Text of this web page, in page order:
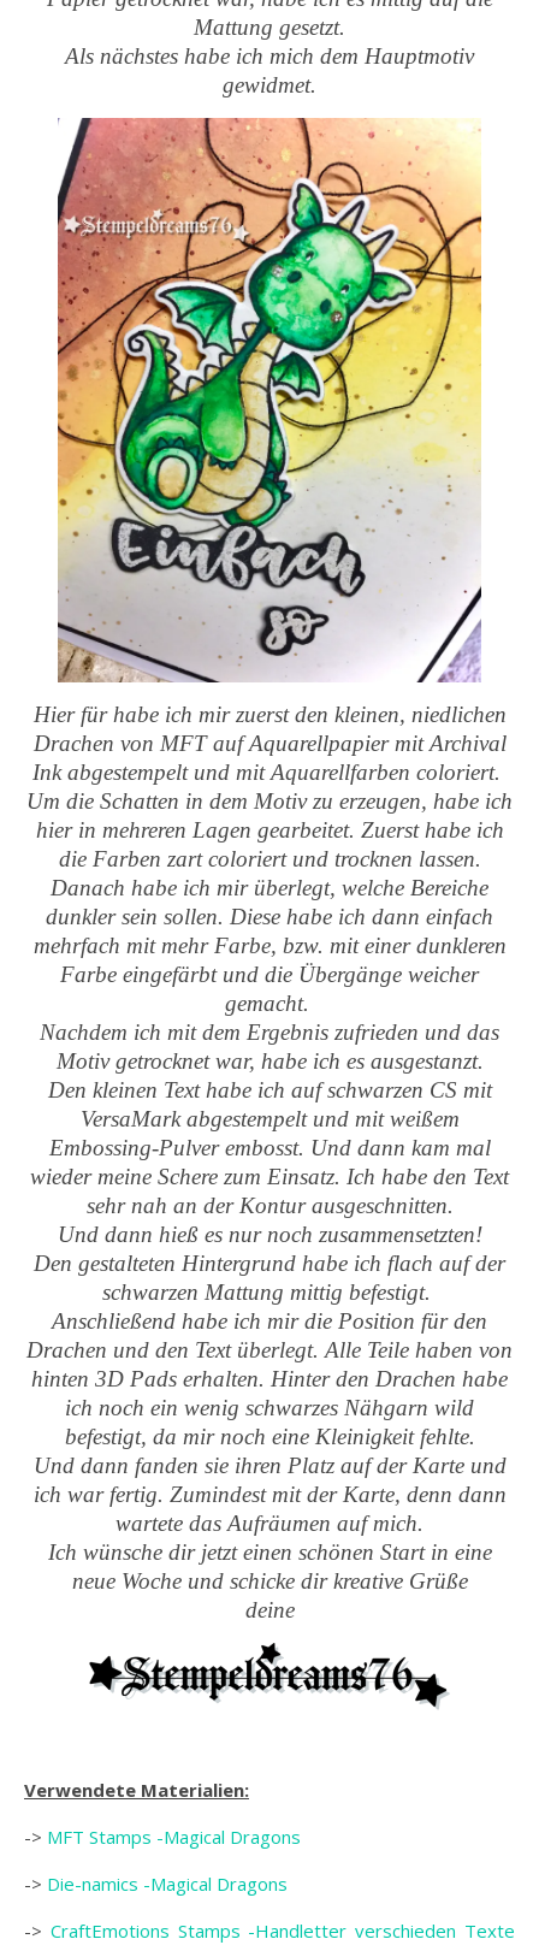
Mattung gesetzt.
Als nächstes habe ich mich dem Hauptmotiv
gewidmet.
Hier für habe ich mir zuerst den kleinen, niedlichen
Drachen von MFT auf Aquarellpapier mit Archival
Ink abgestempelt und mit Aquarellfarben coloriert.
Um die Schatten in dem Motiv zu erzeugen, habe ich
hier in mehreren Lagen gearbeitet. Zuerst habe ich
die Farben zart coloriert und trocknen lassen.
Danach habe ich mir überlegt, welche Bereiche
dunkler sein sollen. Diese habe ich dann einfach
mehrfach mit mehr Farbe, bzw. mit einer dunkleren
Farbe eingefärbt und die Übergänge weicher
gemacht.
Nachdem ich mit dem Ergebnis zufrieden und das
Motiv getrocknet war, habe ich es ausgestanzt.
Den kleinen Text habe ich auf schwarzen CS mit
VersaMark abgestempelt und mit weißem
Embossing-Pulver embosst. Und dann kam mal
wieder meine Schere zum Einsatz. Ich habe den Text
sehr nah an der Kontur ausgeschnitten.
Und dann hieß es nur noch zusammensetzten!
Den gestalteten Hintergrund habe ich flach auf der
schwarzen Mattung mittig befestigt.
Anschließend habe ich mir die Position für den
Drachen und den Text überlegt. Alle Teile haben von
hinten 3D Pads erhalten. Hinter den Drachen habe
ich noch ein wenig schwarzes Nähgarn wild
befestigt, da mir noch eine Kleinigkeit fehlte.
Und dann fanden sie ihren Platz auf der Karte und
ich war fertig. Zumindest mit der Karte, denn dann
wartete das Aufräumen auf mich.
Ich wünsche dir jetzt einen schönen Start in eine
neue Woche und schicke dir kreative Grüße
deine
Verwendete Materialien:
-> MFT Stamps -Magical Dragons
-> Die-namics -Magical Dragons
-> CraftEmotions Stamps -Handletter verschieden Texte